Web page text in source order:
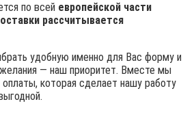
по всей европейской части
рассчитывается
удобную именно для Вас форму и
— наш приоритет. Вместе мы
которая сделает нашу работу